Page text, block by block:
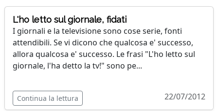
L'ho letto sul giornale, fidati
I giornali e la televisione sono cose serie, fonti
attendibili. Se vi dicono che qualcosa e' successo,
allora qualcosa e' successo. Le frasi "L'ho letto sul
giornale, l'ha detto la tv!" sono pe...
Continua la lettura 22/07/2012